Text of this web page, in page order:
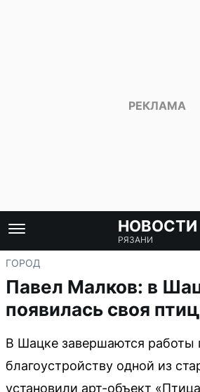
НОВОСТИ
РЯЗАНИ
ГОРОД
Павел Малков: в
появилась своя
В Шацке завершаются работы
благоустройству одной из
установили арт-объект